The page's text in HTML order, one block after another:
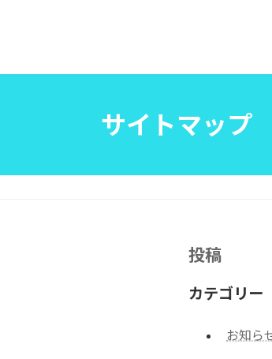
サイトマップ
投稿
カテゴリー
お知ら